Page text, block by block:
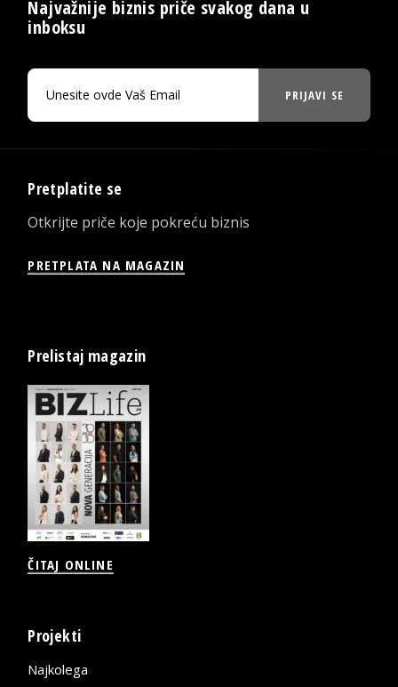
Najvažnije biznis priče svakog dana u
inboksu
PRIJAVI SE
Pretplatite se
Otkrijte priče koje pokreću biznis
PRETPLATA NA MAGAZIN
Prelistaj magazin
ČITAJ ONLINE
Projekti
Najkolega